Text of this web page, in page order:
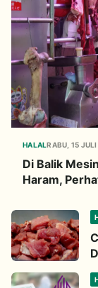
HALALRABU, 15
Di Balik
Haram,